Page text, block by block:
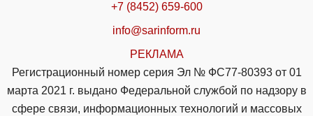
+7 (8452) 659-600
info@sarinform.ru
РЕКЛАМА
Регистрационный номер серия Эл № ФС77-80393 от 01
марта 2021 г. выдано Федеральной службой по надзору в
сфере связи, информационных технологий и массовых